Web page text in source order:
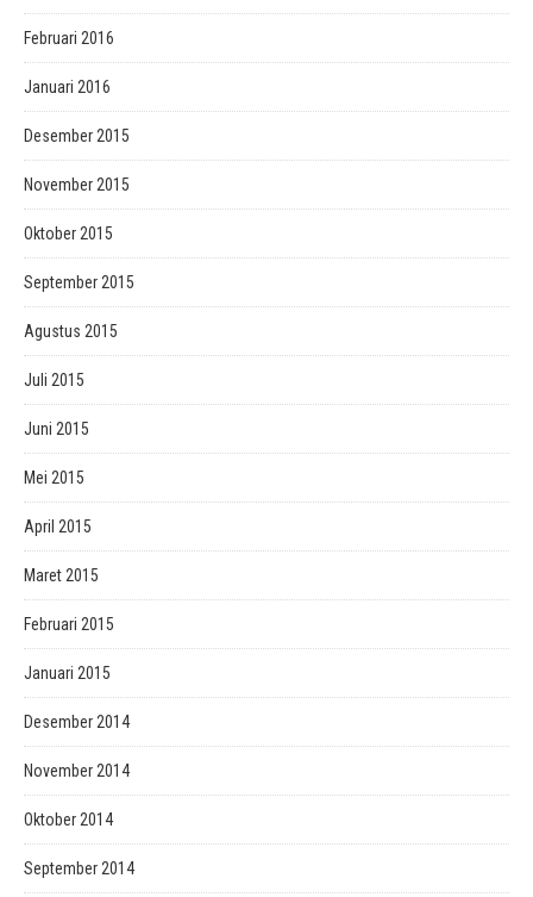
Februari 2016
Januari 2016
Desember 2015
November 2015
Oktober 2015
September 2015
Agustus 2015
Juli 2015
Juni 2015
Mei 2015
April 2015
Maret 2015
Februari 2015
Januari 2015
Desember 2014
November 2014
Oktober 2014
September 2014